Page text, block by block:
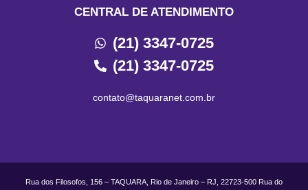
CENTRAL DE ATENDIMENTO
(21) 3347-0725
(21) 3347-0725
contato@taquaranet.com.br
Rua dos Filosofos, 156 – TAQUARA, Rio de Janeiro – RJ, 22723-500 Rua do